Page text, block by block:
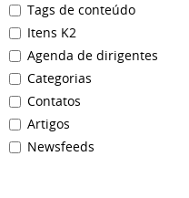
Tags de conteúdo
Itens K2
Agenda de dirigentes
Categorias
Contatos
Artigos
Newsfeeds